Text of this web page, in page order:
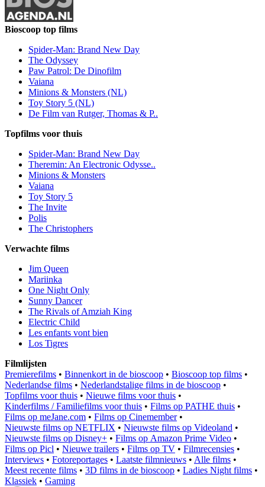
Bioscoop top films
Spider-Man: Brand New Day
The Odyssey
Paw Patrol: De Dinofilm
Vaiana
Minions & Monsters (NL)
Toy Story 5 (NL)
De Film van Rutger, Thomas & P..
Topfilms voor thuis
Spider-Man: Brand New Day
Theremin: An Electronic Odysse..
Minions & Monsters
Vaiana
Toy Story 5
The Invite
Polis
The Christophers
Verwachte films
Jim Queen
Mariinka
One Night Only
Sunny Dancer
The Rivals of Amziah King
Electric Child
Les enfants vont bien
Los Tigres
Filmlijsten
Premierefilms • Binnenkort in de bioscoop • Bioscoop top films •
Nederlandse films • Nederlandstalige films in de bioscoop •
Topfilms voor thuis • Nieuwe films voor thuis •
Kinderfilms / Familiefilms voor thuis • Films op PATHE thuis •
Films op meJane.com • Films op Cinemember•
Nieuwste films op NETFLIX • Nieuwste films op Videoland •
Nieuwste films op Disney+ • Films op Amazon Prime Video •
Films op Picl • Nieuwe trailers • Films op TV • Filmrecensies •
Interviews • Fotoreportages • Laatste filmnieuws • Alle films •
Meest recente films • 3D films in de bioscoop • Ladies Night films •
Klassiek • Gaming